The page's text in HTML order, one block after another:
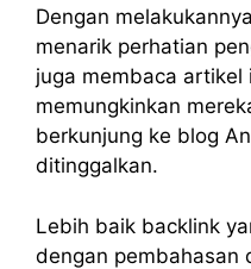
Dengan
menarik perhatian
juga membaca artikel
memungkinkan
berkunjung ke blog
ditinggalkan.
Lebih baik backlink
dengan pembahasan